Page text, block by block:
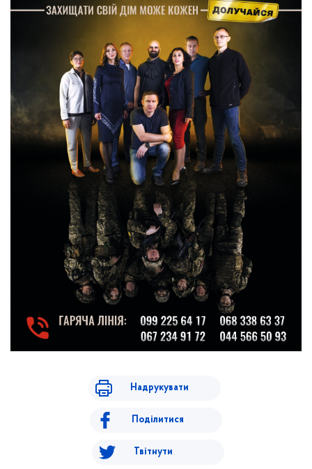
Надрукувати
Поділитися
Твітнути